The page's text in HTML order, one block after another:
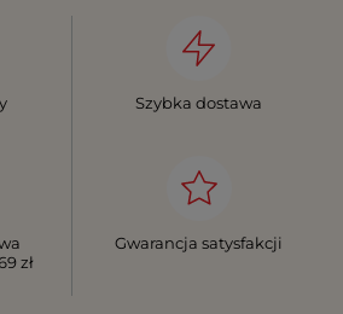
Szybka dostawa
zł
Gwarancja satysfakcji